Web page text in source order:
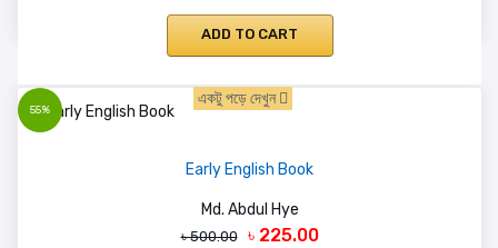
ADD TO CART
55%
একটু পড়ে দেখুন
Early English Book
Md. Abdul Hye
৳ 500.00 ৳ 225.00